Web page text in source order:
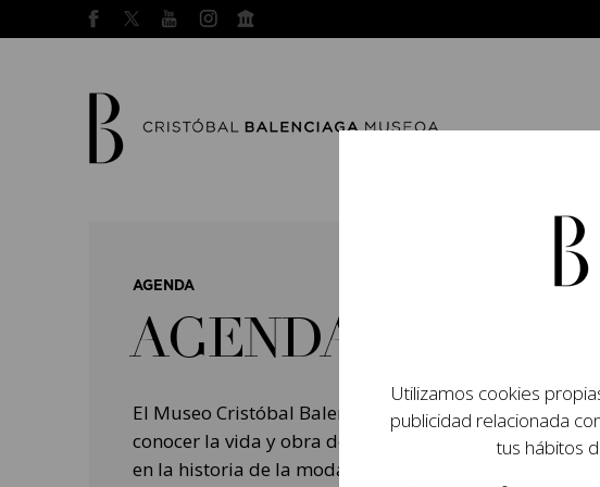
AGENDA
AGENDA
El Museo Cristóbal Balenciaga tiene como objetivo
conocer la vida y obra del prestigioso modista, su
en la historia de la moda, y la contemporaneidad de
Utilizamos cookies
publicidad relacionada
tus hábitos